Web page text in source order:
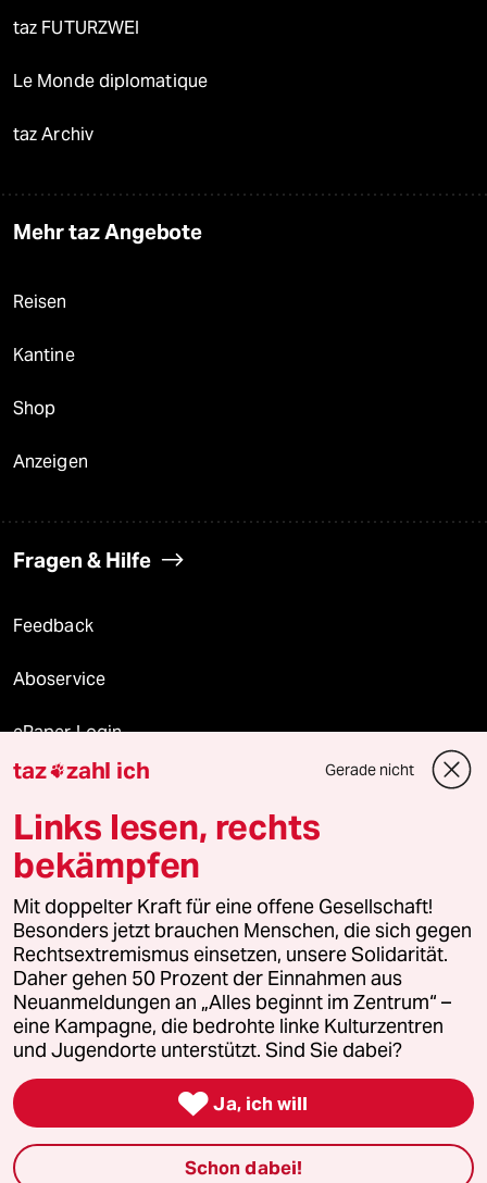
taz FUTURZWEI
Le Monde diplomatique
taz Archiv
Mehr taz Angebote
Reisen
Kantine
Shop
Anzeigen
Fragen & Hilfe
Feedback
Aboservice
ePaper Login
Downloads für Abonnierende
© 2026 taz Verlags und Vertriebs GmbH
Alle Rechte vorbehalten. Bei rechtlichen Fragen oder für Genehmigungen
wenden Sie sich bitte an
lizenzen@taz.de
Feedback Redaktionsstatut Kommune-Richtlinien
Leitlinie Informant Datenschutz Impressum AGB
Seitenwende Einwilligungen widerrufen (Ads)
taz zahl ich Gerade nicht
Links lesen, rechts
bekämpfen
Mit doppelter Kraft für eine offene Gesellschaft!
Besonders jetzt brauchen Menschen, die sich gegen
Rechtsextremismus einsetzen, unsere Solidarität.
Daher gehen 50 Prozent der Einnahmen aus
Neuanmeldungen an „Alles beginnt im Zentrum“ –
eine Kampagne, die bedrohte linke Kulturzentren
und Jugendorte unterstützt. Sind Sie dabei?
 Ja, ich will
Schon dabei!